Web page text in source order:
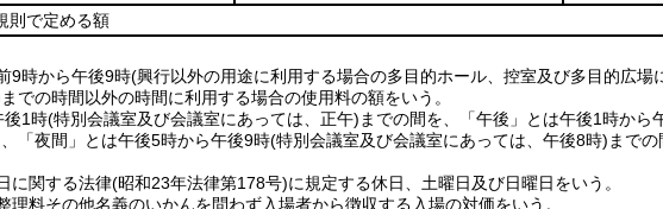
則で定める額
時から午後9時(興行以外の用途に利用する場合の多目的ホール、控室及び多目的広場
での時間以外の時間に利用する場合の使用料の額をいう。
1時(特別会議室及び会議室にあっては、正午)までの間を、「午後」とは午後1時から
「夜間」とは午後5時から午後9時(特別会議室及び会議室にあっては、午後8時)まで
関する法律(昭和23年法律第178号)に規定する休日、土曜日及び日曜日をいう。
料その他名義のいかんを問わず入場者から徴収する入場の対価をいう。